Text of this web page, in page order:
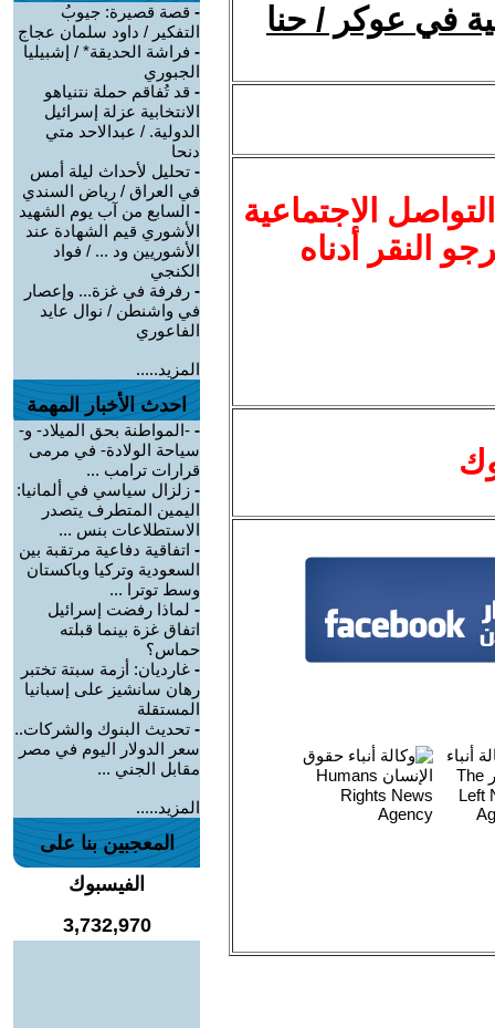
في عوكر / حنا
الاجتماعية
النقر أدناه
- قصة قصيرة: جيوبُ
التفكير / داود سلمان عجاج
- فراشة الحديقة* / إشبيليا
الجبوري
- قد تُفاقم حملة نتنياهو
الانتخابية عزلة إسرائيل
الدولية. / عبدالاحد متي
دنحا
- تحليل لأحداث ليلة أمس
في العراق / رياض السندي
- السابع من آب يوم الشهيد
الأشوري قيم الشهادة عند
الأشوريين ود ... / فواد
الكنجي
- رفرفة في غزة... وإعصار
في واشنطن / نوال عايد
الفاعوري
المزيد.....
احدث الأخبار المهمة
- -المواطنة بحق الميلاد- و-
سياحة الولادة- في مرمى
قرارات ترامب ...
- زلزال سياسي في ألمانيا:
اليمين المتطرف يتصدر
الاستطلاعات بنس ...
- اتفاقية دفاعية مرتقبة بين
السعودية وتركيا وباكستان
وسط توترا ...
- لماذا رفضت إسرائيل
اتفاق غزة بينما قبلته
حماس؟
- غارديان: أزمة سبتة تختبر
رهان سانشيز على إسبانيا
المستقلة
- تحديث البنوك والشركات..
سعر الدولار اليوم في مصر
مقابل الجني ...
المزيد.....
المعجبين بنا على
الفيسبوك
3,732,970